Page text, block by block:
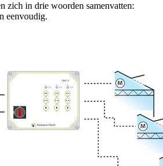
zich in drie woorden samenvatten:
eenvoudig.